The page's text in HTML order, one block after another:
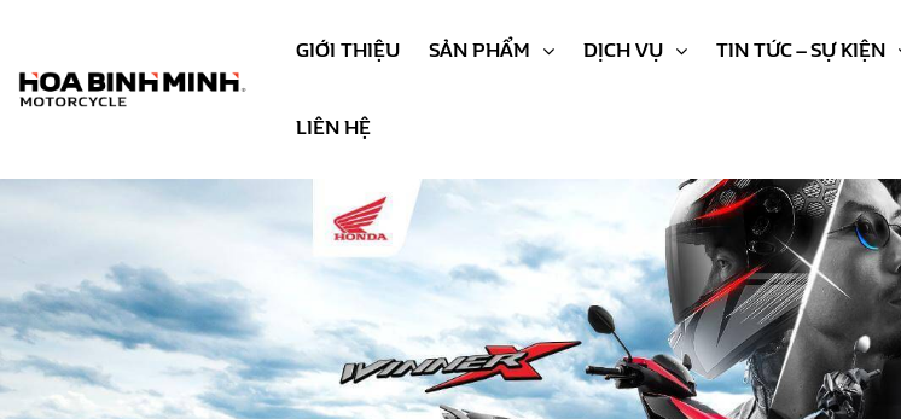
GIỚI THIỆU SẢN PHẨM DỊCH VỤ TIN TỨC – SỰ KIỆN
LIÊN HỆ